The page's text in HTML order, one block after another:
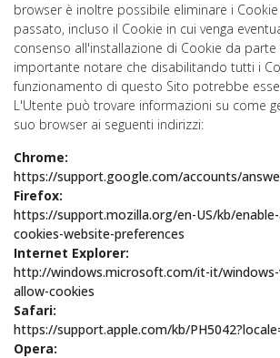
browser è inoltre possibile eliminare i
passato, incluso il Cookie in cui venga
consenso all'installazione di Cookie da
importante notare che disabilitando tutti i
funzionamento di questo Sito potrebbe
L'Utente può trovare informazioni su come
suo browser ai seguenti indirizzi:
Chrome:
https://support.google.com/accounts/
Firefox:
https://support.mozilla.org/en-US/kb/
cookies-website-preferences
Internet Explorer:
http://windows.microsoft.com/it-it/
allow-cookies
Safari:
https://support.apple.com/kb/
Opera: